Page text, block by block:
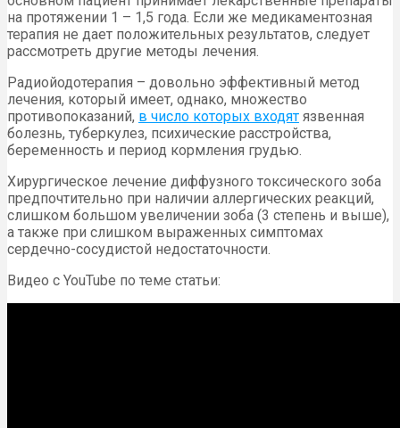
на протяжении 1 – 1,5 года. Если же медикаментозная
терапия не дает положительных результатов, следует
рассмотреть другие методы лечения.
Радиойодотерапия – довольно эффективный метод
лечения, который имеет, однако, множество
противопоказаний, в число которых входят язвенная
болезнь, туберкулез, психические расстройства,
беременность и период кормления грудью.
Хирургическое лечение диффузного токсического зоба
предпочтительно при наличии аллергических реакций,
слишком большом увеличении зоба (3 степень и выше),
а также при слишком выраженных симптомах
сердечно-сосудистой недостаточности.
Видео с YouTube по теме статьи: